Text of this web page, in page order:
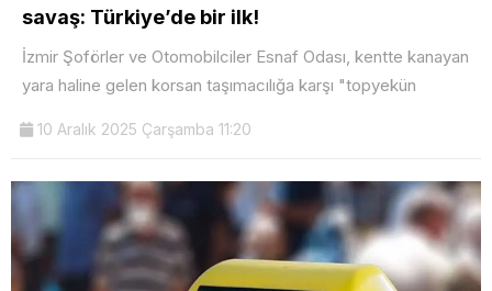
savaş: Türkiye’de bir ilk!
İzmir Şoförler ve Otomobilciler Esnaf Odası, kentte kanayan
yara haline gelen korsan taşımacılığa karşı "topyekün
10 Aralık 2025 Çarşamba 11:20